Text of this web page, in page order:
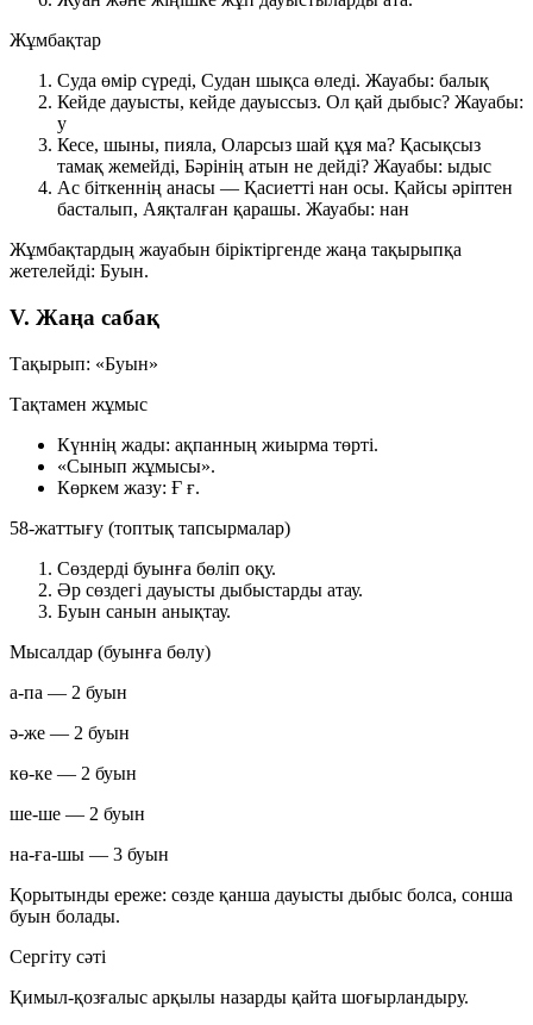
Жұмбақтар
Суда өмір сүреді, Судан шықса өледі. Жауабы: балық
Кейде дауысты, кейде дауыссыз. Ол қай дыбыс? Жауабы:
у
Кесе, шыны, пияла, Оларсыз шай құя ма? Қасықсыз
тамақ жемейді, Бәрінің атын не дейді? Жауабы: ыдыс
Ас біткеннің анасы — Қасиетті нан осы. Қайсы әріптен
басталып, Аяқталған қарашы. Жауабы: нан
Жұмбақтардың жауабын біріктіргенде жаңа тақырыпқа
жетелейді: Буын.
V. Жаңа сабақ
Тақырып: «Буын»
Тақтамен жұмыс
Күннің жады: ақпанның жиырма төрті.
«Сынып жұмысы».
Көркем жазу: Ғ ғ.
58-жаттығу (топтық тапсырмалар)
Сөздерді буынға бөліп оқу.
Әр сөздегі дауысты дыбыстарды атау.
Буын санын анықтау.
Мысалдар (буынға бөлу)
а-па — 2 буын
ә-же — 2 буын
кө-ке — 2 буын
ше-ше — 2 буын
на-ға-шы — 3 буын
Қорытынды ереже: сөзде қанша дауысты дыбыс болса, сонша
буын болады.
Сергіту сәті
Қимыл-қозғалыс арқылы назарды қайта шоғырландыру.